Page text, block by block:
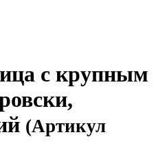
с крупным
(Артикул